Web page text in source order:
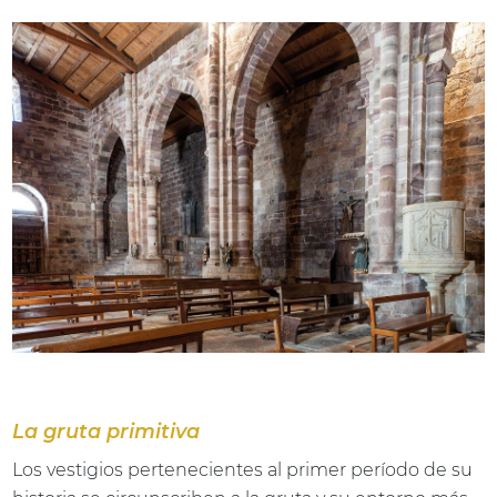
La gruta primitiva
Los vestigios pertenecientes al primer período de su